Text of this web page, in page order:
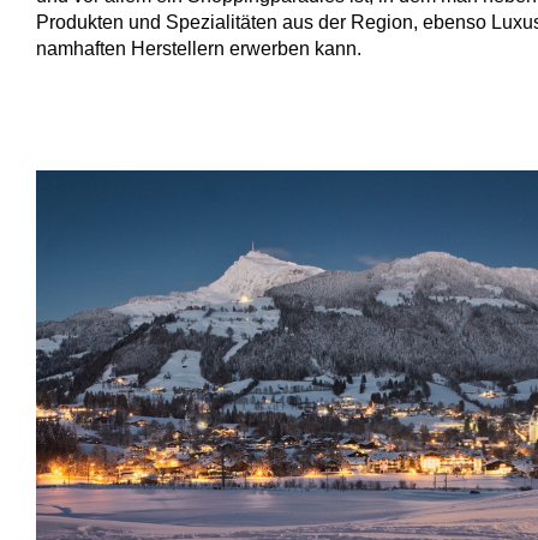
Produkten und Spezialitäten aus der Region, ebenso
namhaften Herstellern erwerben kann.